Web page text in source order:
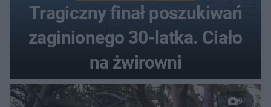
Tragiczny finał poszukiwań
zaginionego 30-latka. Ciało
na żwirowni
9